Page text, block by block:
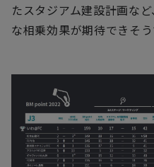
たスタジアム建設計画な
な相乗効果が期待できそう